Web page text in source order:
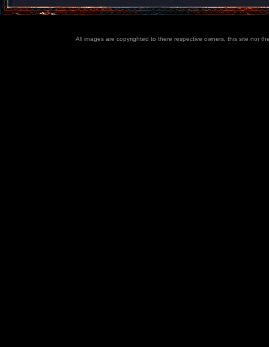
All images are copyrighted to there respective owners, this site nor